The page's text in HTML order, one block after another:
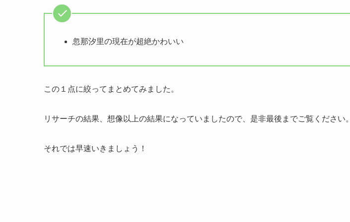
忽那汐里の現在が超絶かわいい
この１点に絞ってまとめてみました。
リサーチの結果、想像以上の結果になっていましたので、是非最後までご覧ください。
それでは早速いきましょう！